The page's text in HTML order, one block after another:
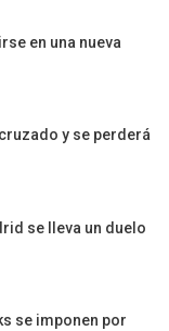
en una nueva
y se perderá
se lleva un duelo
se imponen por